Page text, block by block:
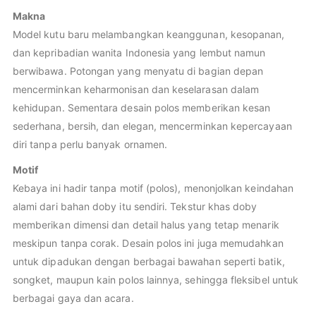
Makna
Model kutu baru melambangkan keanggunan, kesopanan,
dan kepribadian wanita Indonesia yang lembut namun
berwibawa. Potongan yang menyatu di bagian depan
mencerminkan keharmonisan dan keselarasan dalam
kehidupan. Sementara desain polos memberikan kesan
sederhana, bersih, dan elegan, mencerminkan kepercayaan
diri tanpa perlu banyak ornamen.
Motif
Kebaya ini hadir tanpa motif (polos), menonjolkan keindahan
alami dari bahan doby itu sendiri. Tekstur khas doby
memberikan dimensi dan detail halus yang tetap menarik
meskipun tanpa corak. Desain polos ini juga memudahkan
untuk dipadukan dengan berbagai bawahan seperti batik,
songket, maupun kain polos lainnya, sehingga fleksibel untuk
berbagai gaya dan acara.